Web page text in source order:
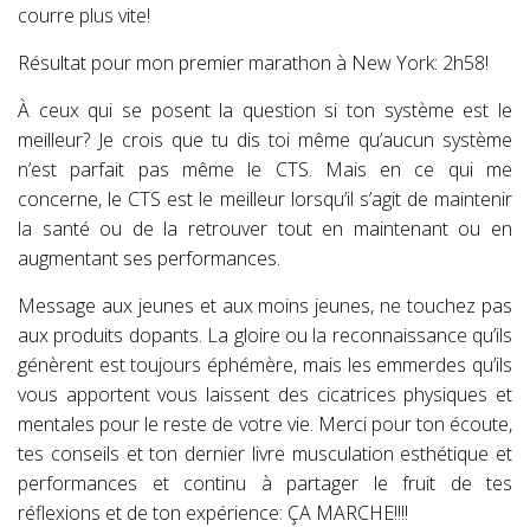
courre plus vite!
Résultat pour mon premier marathon à New York: 2h58!
À ceux qui se posent la question si ton système est le
meilleur? Je crois que tu dis toi même qu’aucun système
n’est parfait pas même le CTS. Mais en ce qui me
concerne, le CTS est le meilleur lorsqu’il s’agit de maintenir
la santé ou de la retrouver tout en maintenant ou en
augmentant ses performances.
Message aux jeunes et aux moins jeunes, ne touchez pas
aux produits dopants. La gloire ou la reconnaissance qu’ils
génèrent est toujours éphémère, mais les emmerdes qu’ils
vous apportent vous laissent des cicatrices physiques et
mentales pour le reste de votre vie. Merci pour ton écoute,
tes conseils et ton dernier livre musculation esthétique et
performances et continu à partager le fruit de tes
réflexions et de ton expérience: ÇA MARCHE!!!!